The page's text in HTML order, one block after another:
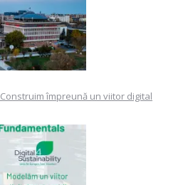
împreună un viitor digital